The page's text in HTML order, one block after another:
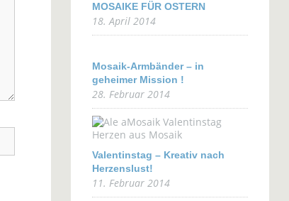
MOSAIKE FÜR OSTERN
18. April 2014
Mosaik-Armbänder – in
geheimer Mission !
28. Februar 2014
Valentinstag – Kreativ nach
Herzenslust!
11. Februar 2014